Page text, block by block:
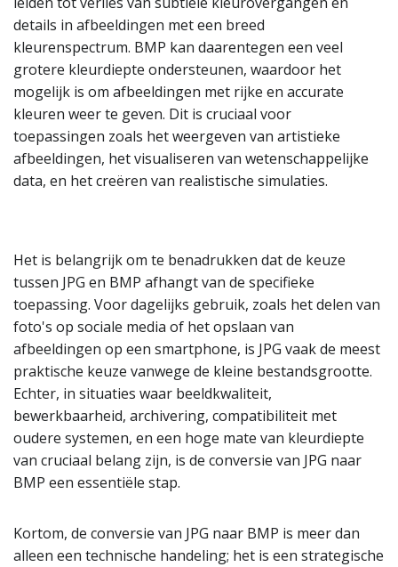
details in afbeeldingen met een breed
kleurenspectrum. BMP kan daarentegen een veel
grotere kleurdiepte ondersteunen, waardoor het
mogelijk is om afbeeldingen met rijke en accurate
kleuren weer te geven. Dit is cruciaal voor
toepassingen zoals het weergeven van artistieke
afbeeldingen, het visualiseren van wetenschappelijke
data, en het creëren van realistische simulaties.
Het is belangrijk om te benadrukken dat de keuze
tussen JPG en BMP afhangt van de specifieke
toepassing. Voor dagelijks gebruik, zoals het delen van
foto's op sociale media of het opslaan van
afbeeldingen op een smartphone, is JPG vaak de meest
praktische keuze vanwege de kleine bestandsgrootte.
Echter, in situaties waar beeldkwaliteit,
bewerkbaarheid, archivering, compatibiliteit met
oudere systemen, en een hoge mate van kleurdiepte
van cruciaal belang zijn, is de conversie van JPG naar
BMP een essentiële stap.
Kortom, de conversie van JPG naar BMP is meer dan
alleen een technische handeling; het is een strategische